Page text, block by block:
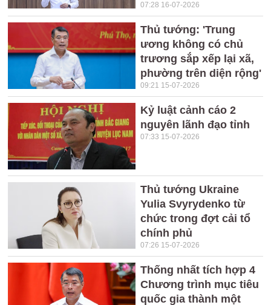
07:28 16-07-2026
Thủ tướng: 'Trung
ương không có chủ
trương sắp xếp lại xã,
phường trên diện rộng'
09:21 15-07-2026
Kỷ luật cảnh cáo 2
nguyên lãnh đạo tỉnh
07:33 15-07-2026
Thủ tướng Ukraine
Yulia Svyrydenko từ
chức trong đợt cải tổ
chính phủ
07:26 15-07-2026
Thống nhất tích hợp 4
Chương trình mục tiêu
quốc gia thành một